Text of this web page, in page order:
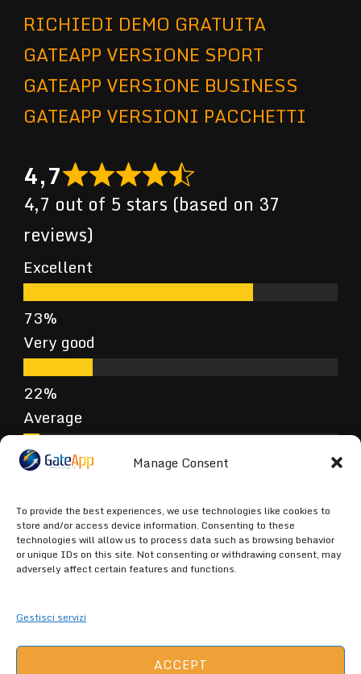
Manage Consent
To provide the best experiences, we use technologies like cookies to
store and/or access device information. Consenting to these
technologies will allow us to process data such as browsing behavior
or unique IDs on this site. Not consenting or withdrawing consent, may
adversely affect certain features and functions.
Gestisci servizi
ACCEPT
RICHIEDI DEMO GRATUITA
GATEAPP VERSIONE SPORT
GATEAPP VERSIONE BUSINESS
GATEAPP VERSIONI PACCHETTI
4,7
4,7 out of 5 stars (based on 37
reviews)
Excellent
Very good
Average
Terrible